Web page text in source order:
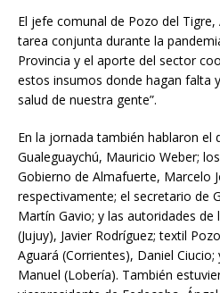
El jefe comunal de Pozo del
tarea conjunta durante la
Provincia y el aporte del sector
estos insumos donde hagan falta
salud de nuestra gente”.
En la jornada también hablaron el
Gualeguaychú, Mauricio Weber;
Gobierno de Almafuerte, Marcelo
respectivamente; el secretario de
Martín Gavio; y las autoridades de
(Jujuy), Javier Rodríguez; textil
Aguará (Corrientes), Daniel Ciucio;
Manuel (Lobería). También